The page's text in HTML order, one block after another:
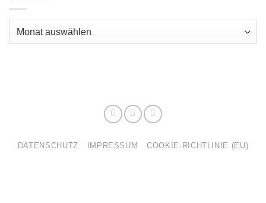
Archiv
DATENSCHUTZ IMPRESSUM COOKIE-RICHTLINIE (EU)